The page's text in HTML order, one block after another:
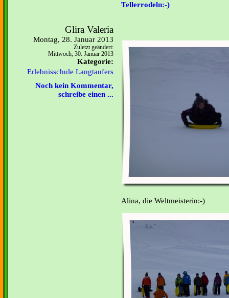
Tellerrodeln:-)
Glira Valeria
Montag, 28. Januar 2013
Zuletzt geändert:
Mittwoch, 30. Januar 2013
Kategorie:
Erlebnisschule Langtaufers
Noch kein Kommentar,
schreibe einen ...
Alina, die Weltmeisterin:-)